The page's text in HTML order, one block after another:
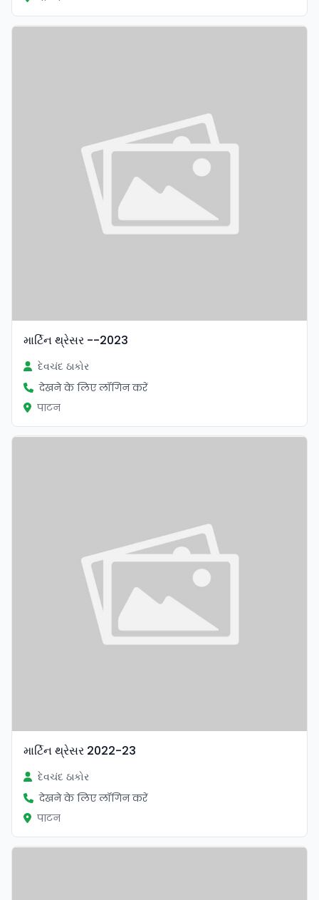
માર્ટિન થ્રેસર --2023
દેવચંદ ઠાકોર
देखने के लिए लॉगिन करें
पाटन
માર્ટિન થ્રેસર 2022-23
દેવચંદ ઠાકોર
देखने के लिए लॉगिन करें
पाटन